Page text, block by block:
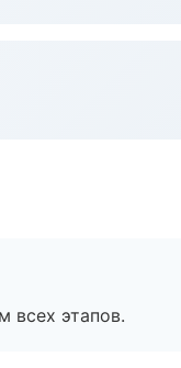
всех этапов.